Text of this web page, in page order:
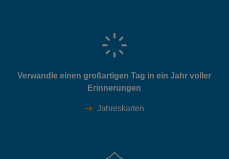
Verwandle einen großartigen Tag in ein Jahr voller
Erinnerungen
Jahreskarten